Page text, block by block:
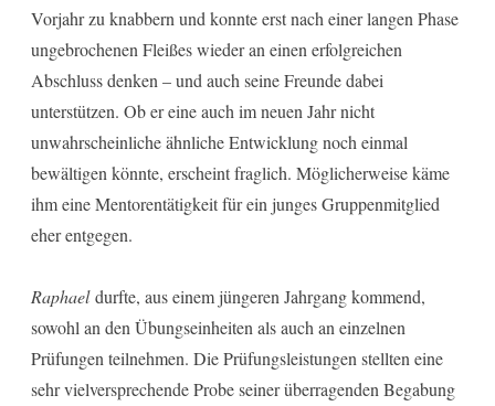
Vorjahr zu knabbern und konnte erst nach einer langen Phase
ungebrochenen Fleißes wieder an einen erfolgreichen
Abschluss denken – und auch seine Freunde dabei
unterstützen. Ob er eine auch im neuen Jahr nicht
unwahrscheinliche ähnliche Entwicklung noch einmal
bewältigen könnte, erscheint fraglich. Möglicherweise käme
ihm eine Mentorentätigkeit für ein junges Gruppenmitglied
eher entgegen.
Raphaeldurfte, aus einem jüngeren Jahrgang kommend,
sowohl an den Übungseinheiten als auch an einzelnen
Prüfungen teilnehmen. Die Prüfungsleistungen stellten eine
sehr vielversprechende Probe seiner überragenden Begabung